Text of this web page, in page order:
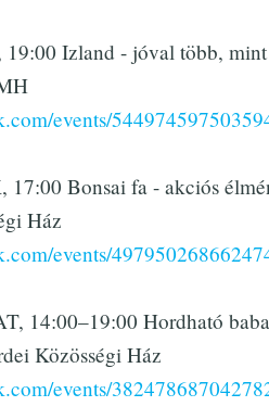
Izland - jóval több,
events/
Bonsai fa - akciós
Ház
events/
14:00–19:00 Hordható
Közösségi Ház
events/